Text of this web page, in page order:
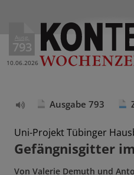
Ausg.
793
10.06.2026
vorlesen
Ausgabe 793
Uni-Projekt Tübinger
Gefängnisgitter
Von Valerie Demuth und